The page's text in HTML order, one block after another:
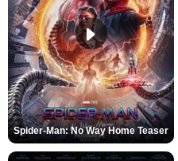
Spider-Man: No Way Home Teaser